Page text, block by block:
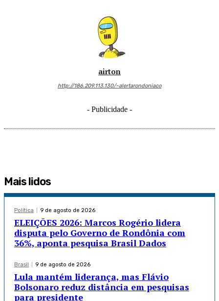
airton
http://186.209.113.130/~alertarondoniaco
- Publicidade -
Mais lidos
Política 9 de agosto de 2026
ELEIÇÕES 2026: Marcos Rogério lidera
disputa pelo Governo de Rondônia com
36%, aponta pesquisa Brasil Dados
Brasil 9 de agosto de 2026
Lula mantém liderança, mas Flávio
Bolsonaro reduz distância em pesquisas
para presidente